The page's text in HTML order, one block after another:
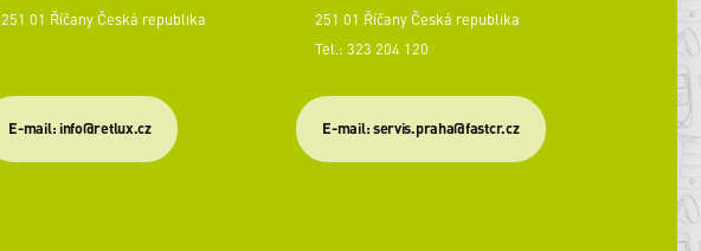
251 01 Říčany Česká republika
E-mail: info@retlux.cz
251 01 Říčany Česká republika
Tel.: 323 204 120
​E-mail: servis.praha@fastcr.cz